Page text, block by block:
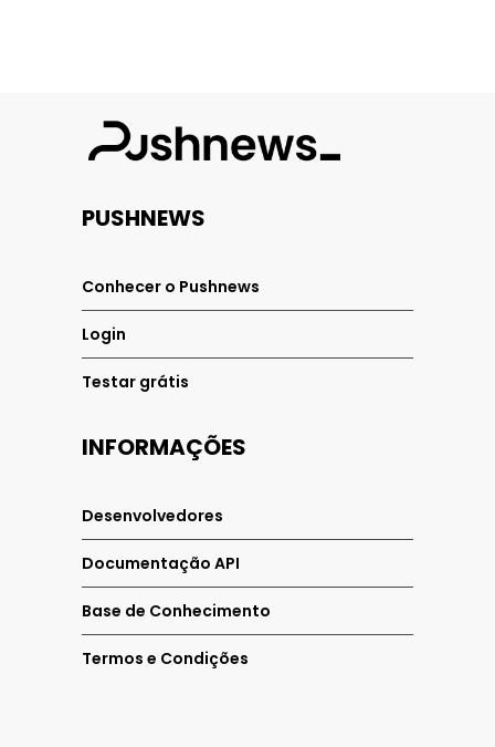
PUSHNEWS
Conhecer o Pushnews
Login
Testar grátis
INFORMAÇÕES
Desenvolvedores
Documentação API
Base de Conhecimento
Termos e Condições